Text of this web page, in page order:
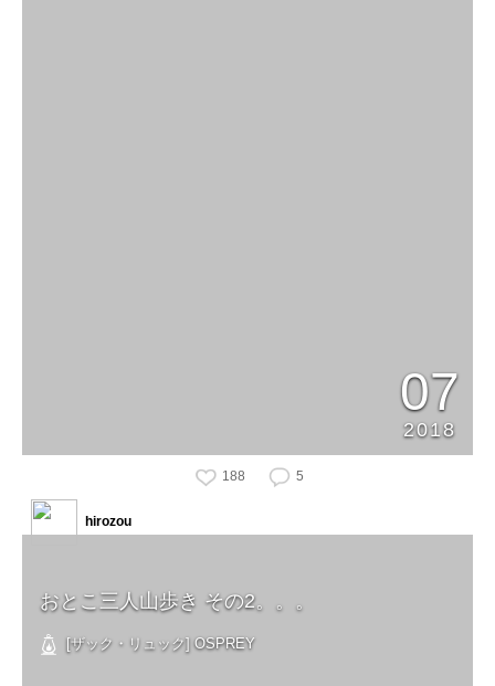
07
2018
188 5
おとこ三人山歩き その2。。。
[ザック・リュック] OSPREY
hirozou